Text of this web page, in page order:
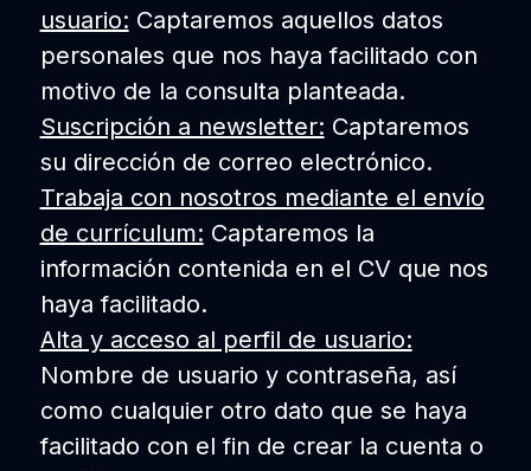
usuario: Captaremos aquellos datos
personales que nos haya facilitado con
motivo de la consulta planteada.
Suscripción a newsletter: Captaremos
su dirección de correo electrónico.
Trabaja con nosotros mediante el envío
de currículum: Captaremos la
información contenida en el CV que nos
haya facilitado.
Alta y acceso al perfil de usuario:
Nombre de usuario y contraseña, así
como cualquier otro dato que se haya
facilitado con el fin de crear la cuenta o